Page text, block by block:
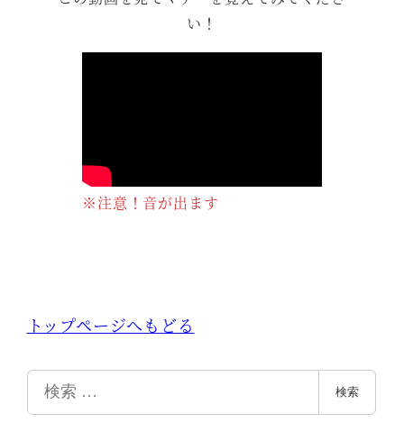
い！
※注意！音が出ます
トップページへもどる
索
検索